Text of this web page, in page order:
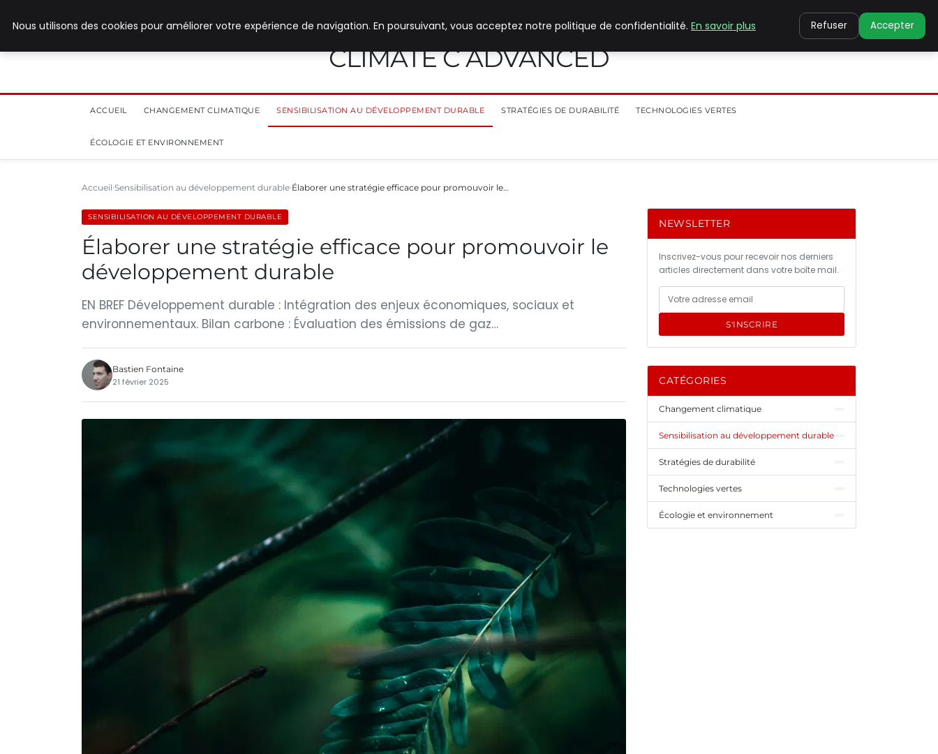
CLIMATE C ADVANCED
ACCUEIL CHANGEMENT CLIMATIQUE SENSIBILISATION AU DÉVELOPPEMENT DURABLE STRATÉGIES DE DURABILITÉ TECHNOLOGIES VERTES
ÉCOLOGIE ET ENVIRONNEMENT
Accueil Sensibilisation au développement durable Élaborer une stratégie efficace pour promouvoir le…
SENSIBILISATION AU DÉVELOPPEMENT DURABLE
Élaborer une stratégie efficace pour promouvoir le
développement durable
EN BREF Développement durable : Intégration des enjeux économiques, sociaux et
environnementaux. Bilan carbone : Évaluation des émissions de gaz…
Bastien Fontaine
21 février 2025
NEWSLETTER
Inscrivez-vous pour recevoir nos derniers
articles directement dans votre boîte mail.
S'INSCRIRE
CATÉGORIES
Changement climatique
Sensibilisation au développement durable
Stratégies de durabilité
Technologies vertes
Écologie et environnement
Nous utilisons des cookies pour améliorer votre expérience de navigation. En poursuivant, vous acceptez notre politique de confidentialité. En savoir plus Refuser Accepter